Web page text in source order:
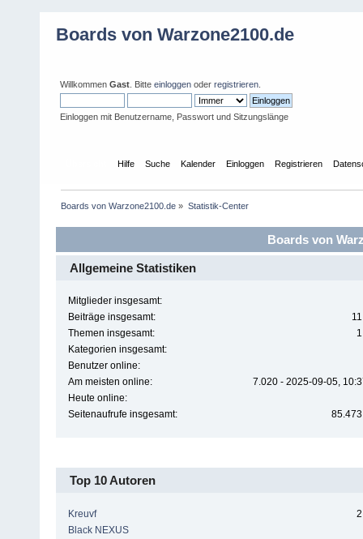
Boards von Warzone2100.de
Willkommen Gast . Bitte einloggen oder registrieren
Einloggen mit Benutzername, Passwort und Sitzungslänge
Hilfe Suche Kalender Einloggen Registrieren
Boards von Warzone2100.de » Statistik-Center
Boards von
Allgemeine Statistiken
Mitglieder insgesamt:
Beiträge insgesamt:
Themen insgesamt:
Kategorien insgesamt:
Benutzer online:
Am meisten online:
7.020 - 2025-09-05,
Heute online:
Seitenaufrufe insgesamt:
Top 10 Autoren
Kreuvf
Black NEXUS